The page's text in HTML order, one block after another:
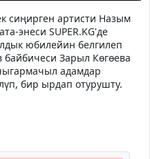
сиңирген артисти Назым
энеси SUPER.KG'де
юбилейин белгилеп
Зарыл Көгөева
адамдар
бир ырдап отурушту.